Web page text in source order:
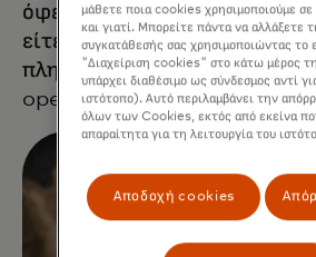
όφελος των καταναλωτών
είτε πρόκειται για πληρωμές
πληρωμές σε πραγματικό
open banking.
μάθετε ποια cookies χρησιμοποιούμε σε
και γιατί. Μπορείτε πάντα να αλλάξετε
συγκατάθεσής σας χρησιμοποιώντας το
"Διαχείριση cookies" στο κάτω μέρος
υπάρχει διαθέσιμο ως σύνδεσμος αντί
ιστότοπο). Αυτό περιλαμβάνει την
όλων των Cookies, εκτός από εκείνα
απαραίτητα για τη λειτουργία του
Αποδοχή cookies